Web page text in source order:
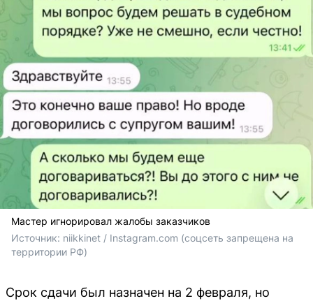
Мастер игнорировал жалобы заказчиков
Источник: niikkinet / Instagram.com (соцсеть запрещена на
территории РФ)
Срок сдачи был назначен на 2 февраля, но